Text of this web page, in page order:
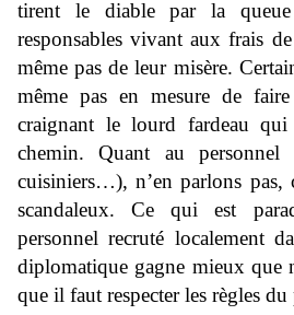
tirent le diable par la
responsables vivant aux frais
même pas de leur misère.
même pas en mesure de
craignant le lourd fardeau qui
chemin. Quant au personnel
cuisiniers…), n’en parlons pas,
scandaleux. Ce qui est
personnel recruté localement
diplomatique gagne mieux que
que il faut respecter les règles du